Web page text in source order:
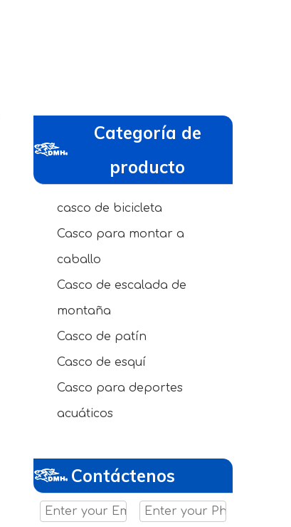
Categoría de
producto
casco de bicicleta
Casco para montar a
caballo
Casco de escalada de
montaña
Casco de patín
Casco de esquí
Casco para deportes
acuáticos
Contáctenos